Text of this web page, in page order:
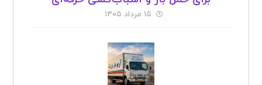
۱۵ مرداد ۱۴۰۵